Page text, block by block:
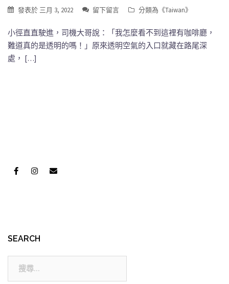
發表於 三月 3, 2022 留下留言 分類為《Taiwan》
小徑直直駛進，司機大哥說：「我怎麼看不到這裡有咖啡廳，
難道真的是透明的嗎！」原來透明空氣的入口就藏在路尾深
處， […]
SEARCH